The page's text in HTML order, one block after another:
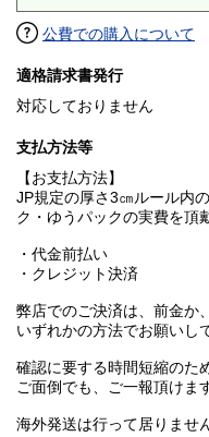
公費での購入について
適格請求書発行
対応しておりません
支払方法等
【お支払方法】
JP規定の厚さ3㎝ルール内
ク・ゆうパックの実費を頂
・代金前払い
・クレジット決済
弊店でのご決済は、前金か
いずれかの方法でお願いし
確認に要する時間短縮のた
ご面倒でも、ご一報頂けま
海外発送は行って居りませ